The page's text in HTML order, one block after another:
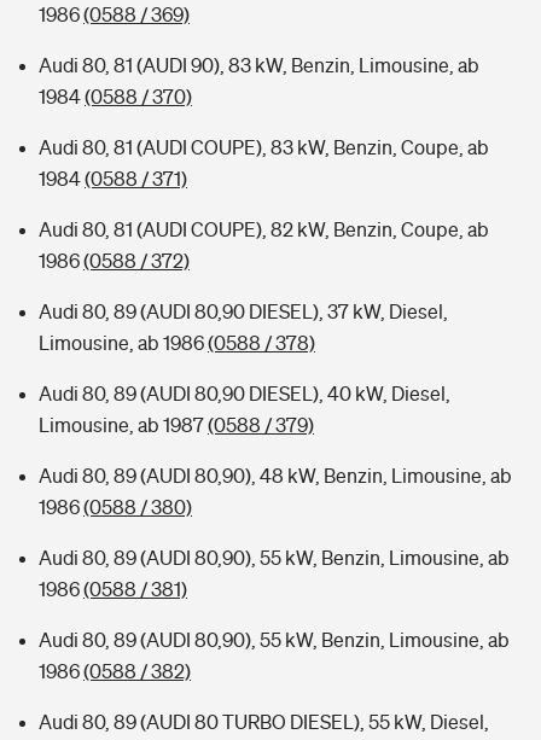
1986(0588 / 369)
Audi 80, 81 (AUDI 90), 83 kW, Benzin, Limousine, ab
1984(0588 / 370)
Audi 80, 81 (AUDI COUPE), 83 kW, Benzin, Coupe, ab
1984(0588 / 371)
Audi 80, 81 (AUDI COUPE), 82 kW, Benzin, Coupe, ab
1986(0588 / 372)
Audi 80, 89 (AUDI 80,90 DIESEL), 37 kW, Diesel,
Limousine, ab 1986(0588 / 378)
Audi 80, 89 (AUDI 80,90 DIESEL), 40 kW, Diesel,
Limousine, ab 1987(0588 / 379)
Audi 80, 89 (AUDI 80,90), 48 kW, Benzin, Limousine, ab
1986(0588 / 380)
Audi 80, 89 (AUDI 80,90), 55 kW, Benzin, Limousine, ab
1986(0588 / 381)
Audi 80, 89 (AUDI 80,90), 55 kW, Benzin, Limousine, ab
1986(0588 / 382)
Audi 80, 89 (AUDI 80 TURBO DIESEL), 55 kW, Diesel,